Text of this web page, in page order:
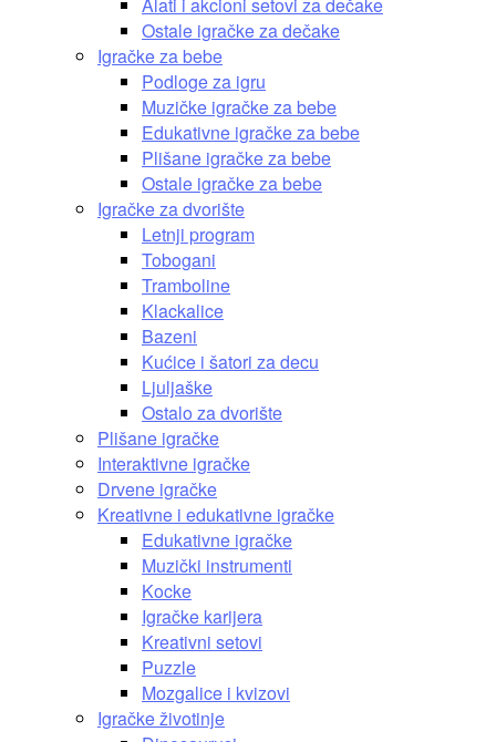
Ostale igračke za dečake
Igračke za bebe
Podloge za igru
Muzičke igračke za bebe
Edukativne igračke za bebe
Plišane igračke za bebe
Ostale igračke za bebe
Igračke za dvorište
Letnji program
Tobogani
Tramboline
Klackalice
Bazeni
Kućice i šatori za decu
Ljuljaške
Ostalo za dvorište
Plišane igračke
Interaktivne igračke
Drvene igračke
Kreativne i edukativne igračke
Edukativne igračke
Muzički instrumenti
Kocke
Igračke karijera
Kreativni setovi
Puzzle
Mozgalice i kvizovi
Igračke životinje